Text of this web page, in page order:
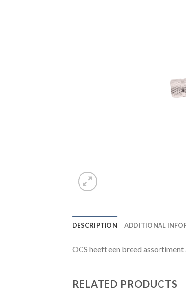
DESCRIPTION ADDITIONAL
OCS heeft een breed assortiment
RELATED PRODUCTS